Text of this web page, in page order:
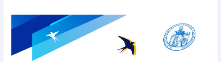
San Marino Academy. Femminile: quattro
Primavera aggregate alla Prima Squadra
8 Agosto 2026